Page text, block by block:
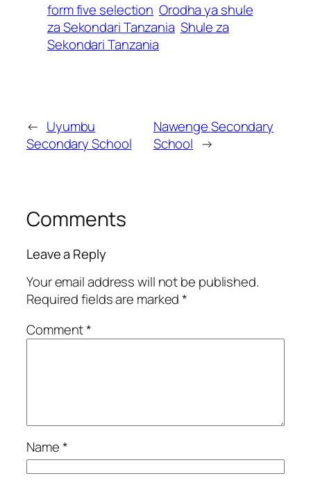
form five selection Orodha ya shule
za Sekondari Tanzania Shule za
Sekondari Tanzania
← Uyumbu
Secondary School
Nawenge Secondary
School →
Comments
Leave a Reply
Your email address will not be published.
Required fields are marked*
Comment*
Name*